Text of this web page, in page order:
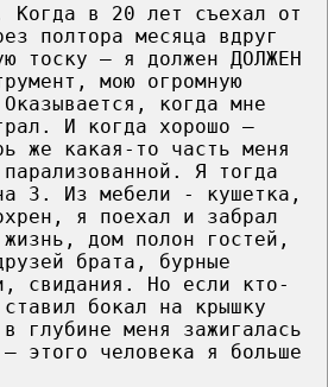
Когда в 20 лет съехал от
полтора месяца вдруг
тоску – я должен ДОЛЖЕН
мою огромную
когда мне
И когда хорошо –
же какая-то часть меня
Я тогда
3. Из мебели - кушетка,
я поехал и забрал
дом полон гостей,
брата, бурные
свидания. Но если кто-
бокал на крышку
глубине меня зажигалась
этого человека я больше